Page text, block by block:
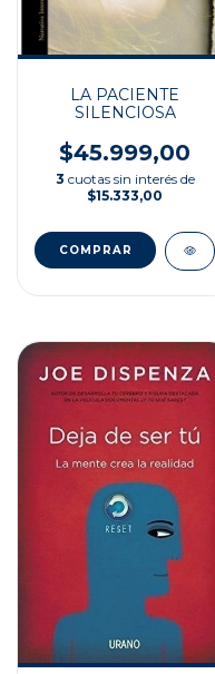
LA PACIENTE
SILENCIOSA
$45.999,00
3 cuotas sin interés de
$15.333,00